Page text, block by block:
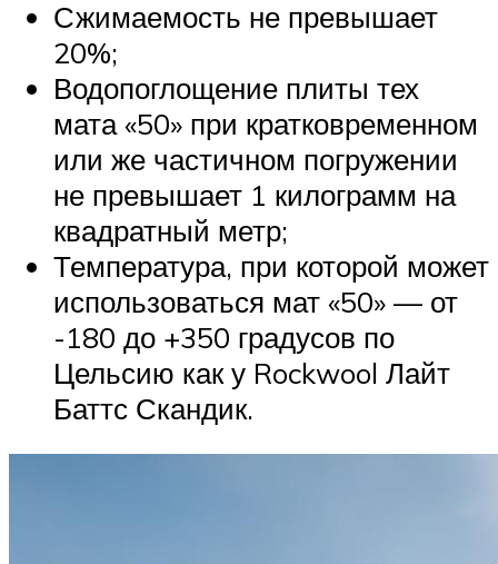
Сжимаемость не превышает
20%;
Водопоглощение плиты тех
мата «50» при кратковременном
или же частичном погружении
не превышает 1 килограмм на
квадратный метр;
Температура, при которой может
использоваться мат «50» — от
-180 до +350 градусов по
Цельсию как у Rockwool Лайт
Баттс Скандик.